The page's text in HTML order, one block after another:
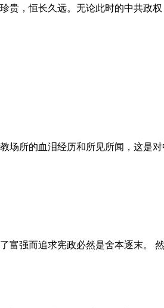
，恒长久远。无论此时的中共政
场所的血泪经历和所见所闻，这是
富强而追求宪政必然是舍本逐末。